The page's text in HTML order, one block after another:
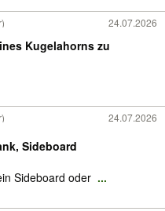
24.07.2026
Kugelahorns zu
24.07.2026
Sideboard
Sideboard oder ...